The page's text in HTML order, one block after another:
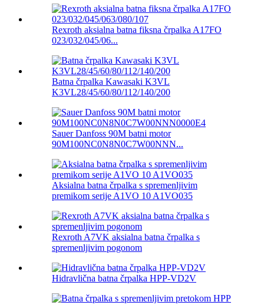
Rexroth aksialna batna fiksna črpalka A17FO
023/032/045/06...
Batna črpalka Kawasaki K3VL
K3VL28/45/60/80/112/140/200
Sauer Danfoss 90M batni motor
90M100NC0N8N0C7W00NNN...
Aksialna batna črpalka s spremenljivim
premikom serije A1VO 10 A1VO035
Rexroth A7VK aksialna batna črpalka s
spremenljivim pogonom
Hidravlična batna črpalka HPP-VD2V